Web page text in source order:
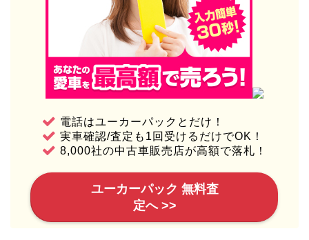
電話はユーカーパックとだけ！
実車確認/査定も1回受けるだけでOK！
8,000社の中古車販売店が高額で落札！
ユーカーパック 無料査
定へ >>